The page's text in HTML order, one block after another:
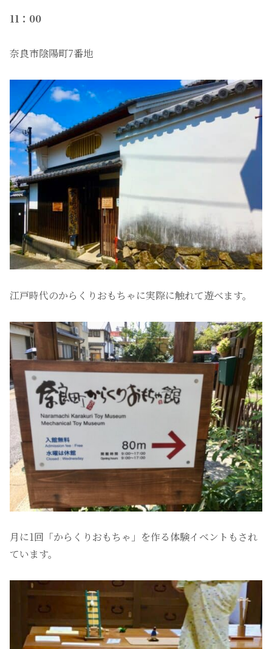
11：00
奈良市陰陽町7番地
江戸時代のからくりおもちゃに実際に触れて遊べます。
月に1回「からくりおもちゃ」を作る体験イベントもされ
ています。